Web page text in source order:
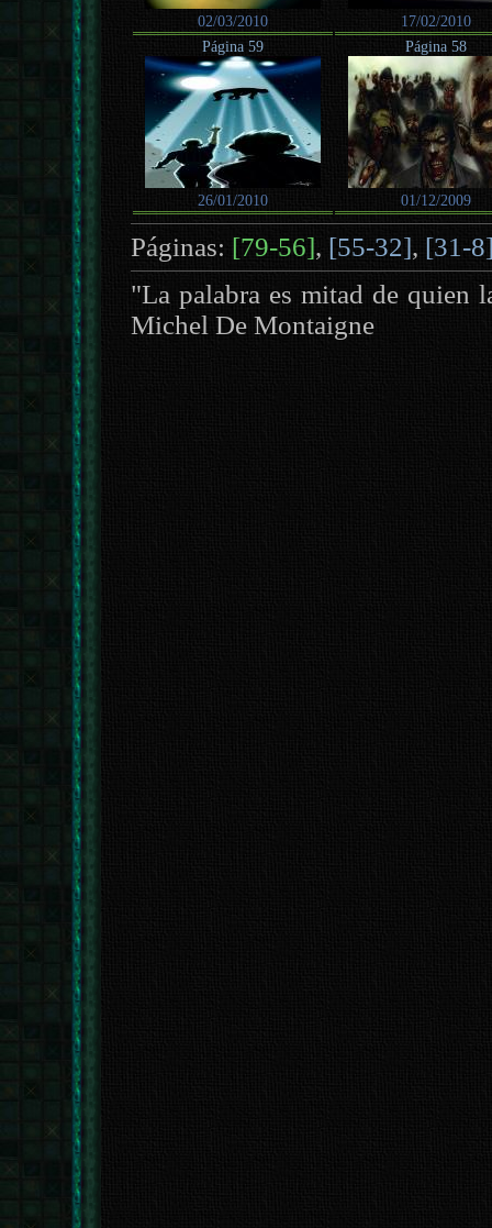
02/03/2010
17/02/2010
Página 59
26/01/2010
Página 58
01/12/2009
Páginas: [79-56], [55-32], [31-
"La palabra es mitad de quien
Michel De Montaigne